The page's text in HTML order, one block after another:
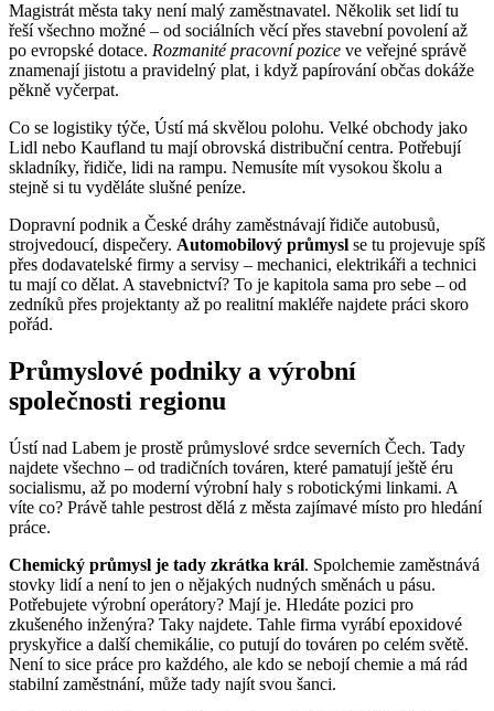
Magistrát města taky není malý zaměstnavatel. Několik set lidí tu
řeší všechno možné – od sociálních věcí přes stavební povolení až
po evropské dotace. Rozmanité pracovní pozice ve veřejné správě
znamenají jistotu a pravidelný plat, i když papírování občas dokáže
pěkně vyčerpat.
Co se logistiky týče, Ústí má skvělou polohu. Velké obchody jako
Lidl nebo Kaufland tu mají obrovská distribuční centra. Potřebují
skladníky, řidiče, lidi na rampu. Nemusíte mít vysokou školu a
stejně si tu vyděláte slušné peníze.
Dopravní podnik a České dráhy zaměstnávají řidiče autobusů,
strojvedoucí, dispečery. Automobilový průmysl se tu projevuje spíš
přes dodavatelské firmy a servisy – mechanici, elektrikáři a technici
tu mají co dělat. A stavebnictví? To je kapitola sama pro sebe – od
zedníků přes projektanty až po realitní makléře najdete práci skoro
pořád.
Průmyslové podniky a výrobní
společnosti regionu
Ústí nad Labem je prostě průmyslové srdce severních Čech. Tady
najdete všechno – od tradičních továren, které pamatují ještě éru
socialismu, až po moderní výrobní haly s robotickými linkami. A
víte co? Právě tahle pestrost dělá z města zajímavé místo pro hledání
práce.
Chemický průmysl je tady zkrátka král. Spolchemie zaměstnává
stovky lidí a není to jen o nějakých nudných směnách u pásu.
Potřebujete výrobní operátory? Mají je. Hledáte pozici pro
zkušeného inženýra? Taky najdete. Tahle firma vyrábí epoxidové
pryskyřice a další chemikálie, co putují do továren po celém světě.
Není to sice práce pro každého, ale kdo se nebojí chemie a má rád
stabilní zaměstnání, může tady najít svou šanci.